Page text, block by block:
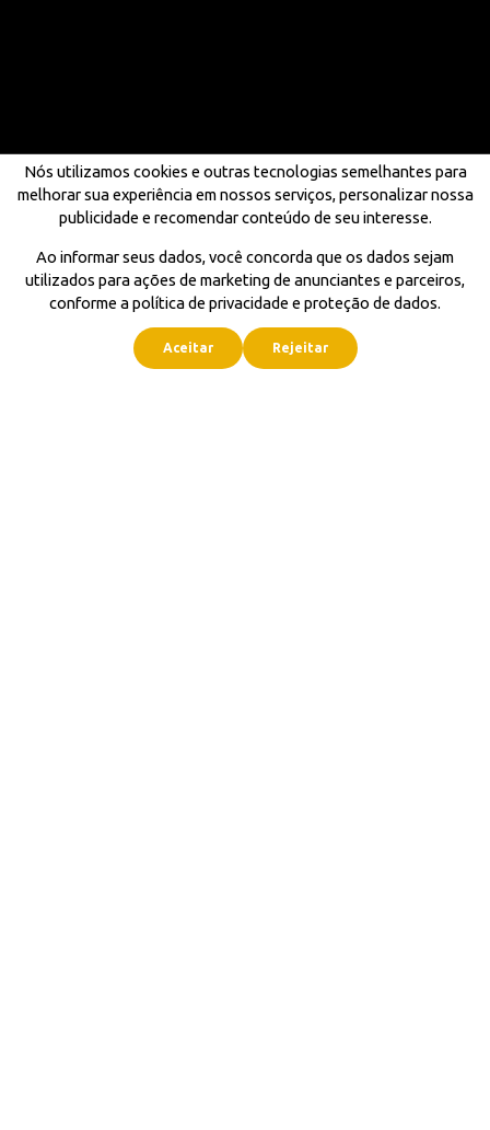
Nós utilizamos cookies e outras tecnologias semelhantes para
melhorar sua experiência em nossos serviços, personalizar nossa
publicidade e recomendar conteúdo de seu interesse.
Ao informar seus dados, você concorda que os dados sejam
utilizados para ações de marketing de anunciantes e parceiros,
conforme a política de privacidade e proteção de dados.
Aceitar Rejeitar